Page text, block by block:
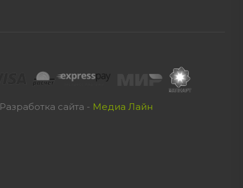
Разработка сайта - Медиа Лайн